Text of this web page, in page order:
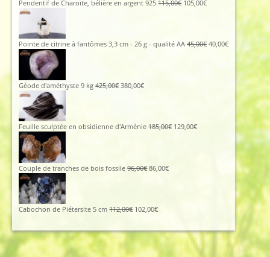
Pendentif de Charoïte, bélière en argent 925 115,00€ Le
115,00€.
105,00€Le
105,00€.
Pointe de citrine à fantômes 3,3 cm - 26 g - qualité AA 45,00€Le
40,00€Le
actuel
est :
40,00€.
Géode d'améthyste 9 kg 425,00€ Le
425,00€.
380,00€Le
380,00€.
Feuille sculptée en obsidienne d'Arménie 185,00€ Le
129,00€Le
Couple de tranches de bois fossile 96,00€Le
96,00€.
86,00€Le
Cabochon de Piétersite 5 cm 112,00€ Le
initial
était :
112,00€.
102,00€Le
actuel
est :